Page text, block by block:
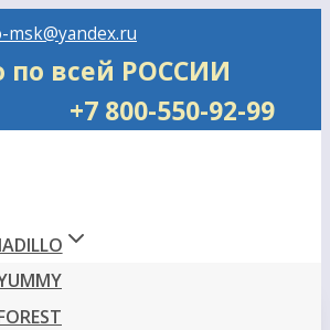
msk@yandex.ru
по всей РОССИИ
+7 800-550-92-99